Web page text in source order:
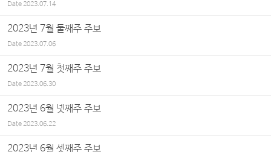
Date2023.07.14
2023년 7월 둘째주 주보
Date2023.07.06
2023년 7월 첫째주 주보
Date2023.06.30
2023년 6월 넷째주 주보
Date2023.06.22
2023년 6월 셋째주 주보